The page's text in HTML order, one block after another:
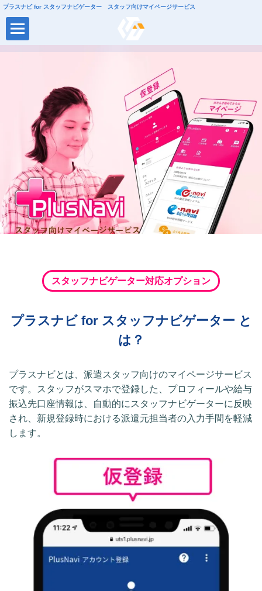
プラスナビ for スタッフナビゲーター スタッフ向けマイページサービス
スタッフナビゲーター対応オプション
プラスナビ for スタッフナビゲーター と
は？
プラスナビとは、派遣スタッフ向けのマイページサービス
です。スタッフがスマホで登録した、プロフィールや給与
振込先口座情報は、自動的にスタッフナビゲーターに反映
され、新規登録時における派遣元担当者の入力手間を軽減
します。